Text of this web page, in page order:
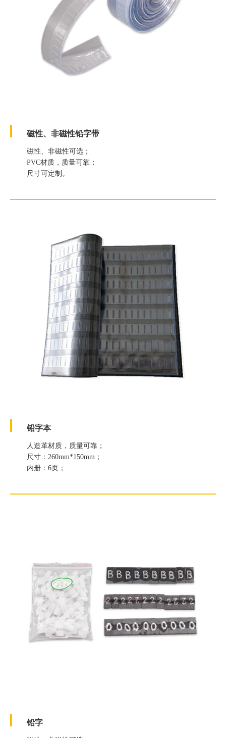
磁性、非磁性铅字带
磁性、非磁性可选；
PVC材质，质量可靠；
尺寸可定制。
铅字本
人造革材质，质量可靠；
尺寸：260mm*150mm；
内册：6页；
铅字